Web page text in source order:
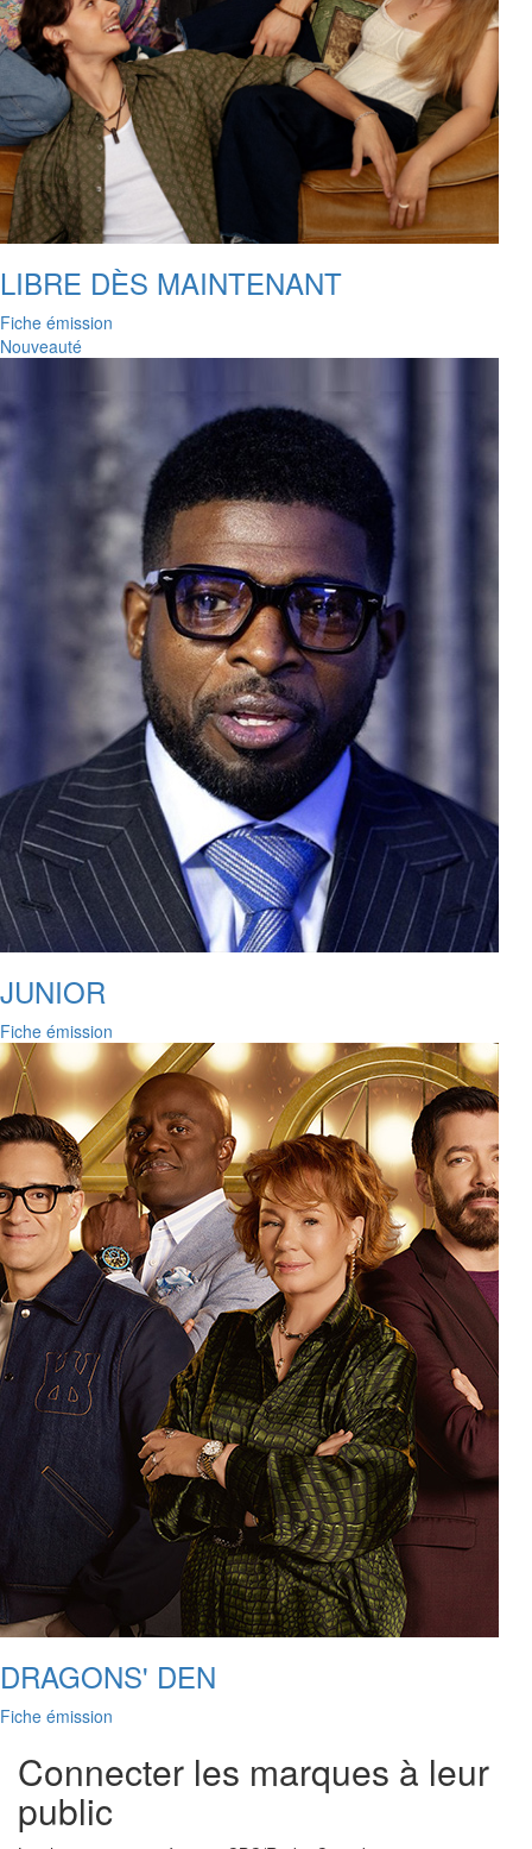
LIBRE DÈS MAINTENANT
Fiche émission
Nouveauté
JUNIOR
Fiche émission
DRAGONS' DEN
Fiche émission
Connecter les marques à leur
public